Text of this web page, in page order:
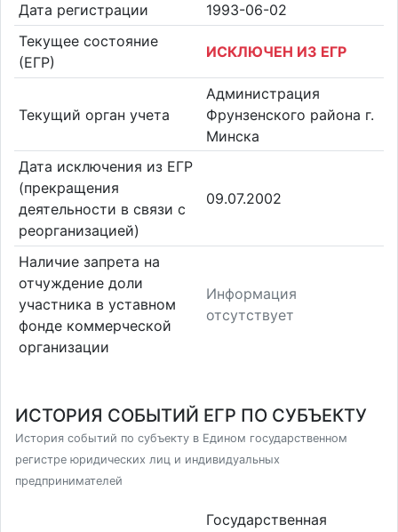
Дата регистрации
1993-06-02
Текущее состояние
(ЕГР)
ИСКЛЮЧЕН ИЗ ЕГР
Текущий орган учета
Администрация
Фрунзенского района г.
Минска
Дата исключения из ЕГР
(прекращения
деятельности в связи с
реорганизацией)
09.07.2002
Наличие запрета на
отчуждение доли
участника в уставном
фонде коммерческой
организации
Информация
отсутствует
ИСТОРИЯ СОБЫТИЙ ЕГР ПО СУБЪЕКТУ
История событий по субъекту в Едином государственном
регистре юридических лиц и индивидуальных
предпринимателей
Государственная